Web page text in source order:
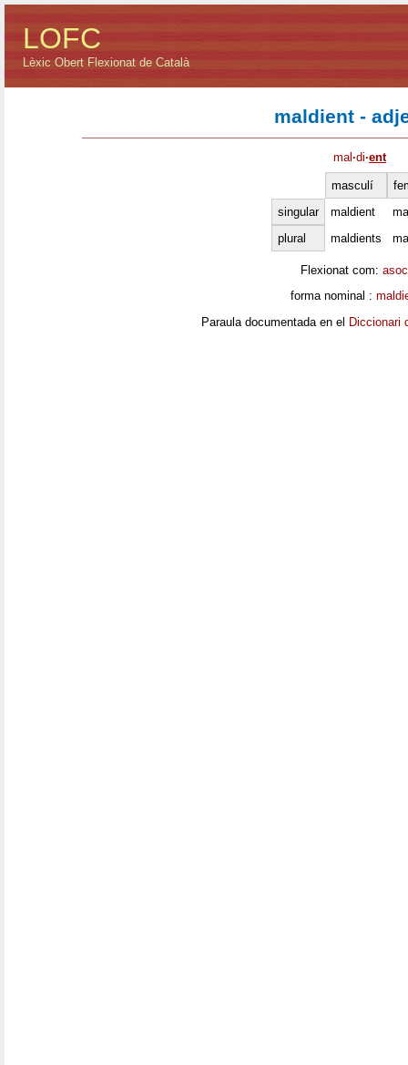
LOFC
Lèxic Obert Flexionat de Català
maldient -
mal·di·ent
masculí
singular
maldient
plural
maldients
Flexionat com:
forma nominal :
Paraula documentada en el Diccionari